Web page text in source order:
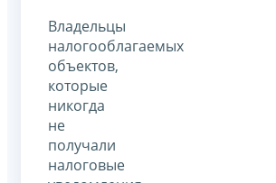
Владельцы
налогооблагаемых
объектов,
которые
никогда
не
получали
налоговые